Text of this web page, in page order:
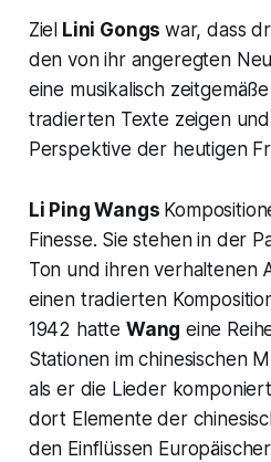
Ziel Lini Gongs war, dass
den von ihr angeregten
eine musikalisch
tradierten Texte zeigen
Perspektive der heutigen
Li Ping Wangs
Finesse. Sie stehen in der
Ton und ihren verhaltenen
einen tradierten
1942 hatte Wang eine
Stationen im chinesischen
als er die Lieder
dort Elemente der
den Einflüssen